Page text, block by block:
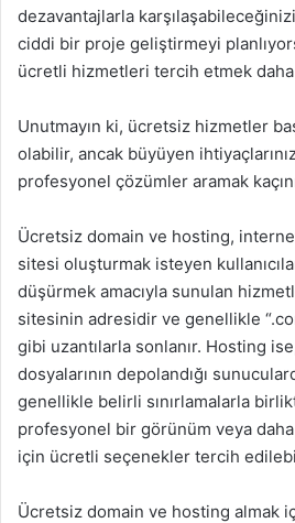
dezavantajlarla karşılaşabileceğinizi
ciddi bir proje geliştirmeyi
ücretli hizmetleri tercih etmek daha
Unutmayın ki, ücretsiz hizmetler
olabilir, ancak büyüyen
profesyonel çözümler aramak
Ücretsiz domain ve hosting,
sitesi oluşturmak isteyen
düşürmek amacıyla sunulan
sitesinin adresidir ve genellikle
gibi uzantılarla sonlanır. Hosting
dosyalarının depolandığı
genellikle belirli sınırlamalarla
profesyonel bir görünüm veya
için ücretli seçenekler tercih
Ücretsiz domain ve hosting almak